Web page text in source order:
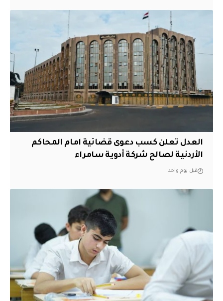
العدل تعلن كسب دعوى قضائية امام المحاكم
الأردنية لصالح شركة أدوية سامراء
قبل يوم واحد